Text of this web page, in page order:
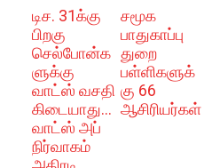
டிச. 31க்கு
பிறகு
செல்போன்க
ளுக்கு
வாட்ஸ் வசதி
கிடையாது...
வாட்ஸ் அப்
நிர்வாகம்
சமூக
பாதுகாப்பு
துறை
பள்ளிகளுக்
கு 66
ஆசிரியர்கள்